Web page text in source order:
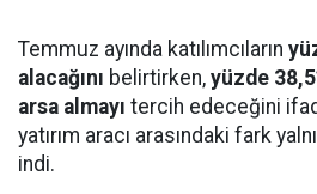
Temmuz ayında katılımcıların
alacağını belirtirken, yüzde
arsa almayı tercih edeceğini
yatırım aracı arasındaki fark
indi.